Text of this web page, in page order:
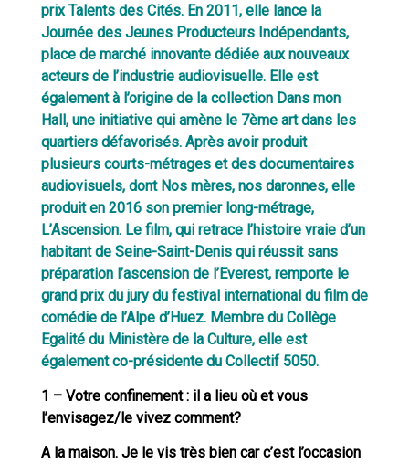
prix Talents des Cités. En 2011, elle lance la
Journée des Jeunes Producteurs Indépendants,
place de marché innovante dédiée aux nouveaux
acteurs de l’industrie audiovisuelle. Elle est
également à l’origine de la collection Dans mon
Hall, une initiative qui amène le 7ème art dans les
quartiers défavorisés. Après avoir produit
plusieurs courts-métrages et des documentaires
audiovisuels, dont Nos mères, nos daronnes, elle
produit en 2016 son premier long-métrage,
L’Ascension. Le film, qui retrace l’histoire vraie d’un
habitant de Seine-Saint-Denis qui réussit sans
préparation l’ascension de l’Everest, remporte le
grand prix du jury du festival international du film de
comédie de l’Alpe d’Huez. Membre du Collège
Egalité du Ministère de la Culture, elle est
également co-présidente du Collectif 5050.
1 – Votre confinement : il a lieu où et vous
l’envisagez/le vivez comment?
A la maison. Je le vis très bien car c’est l’occasion